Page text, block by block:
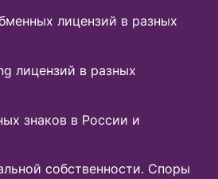
лицензий в разных
лицензий в разных
знаков в России и
собственности. Споры